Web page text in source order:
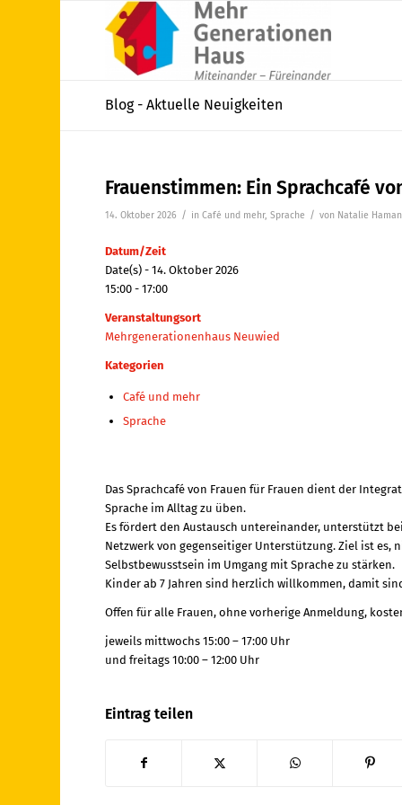
Blog - Aktuelle Neuigkeiten
Frauenstimmen: Ein Sprachcafé
14. Oktober 2026 / inCafé und mehr,Sprache / von Natalie
Datum/Zeit
Date(s) - 14. Oktober 2026
15:00 - 17:00
Veranstaltungsort
Mehrgenerationenhaus Neuwied
Kategorien
Café und mehr
Sprache
Das Sprachcafé von Frauen für Frauen dient der
Sprache im Alltag zu üben.
Es fördert den Austausch untereinander, unterstützt
Netzwerk von gegenseitiger Unterstützung. Ziel ist es,
Selbstbewusstsein im Umgang mit Sprache zu stärken.
Kinder ab 7 Jahren sind herzlich willkommen, damit
Offen für alle Frauen, ohne vorherige Anmeldung,
jeweils mittwochs 15:00 – 17:00 Uhr
und freitags 10:00 – 12:00 Uhr
Eintrag teilen